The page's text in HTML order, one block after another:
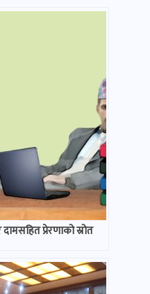
प्रेरणाको स्रोत